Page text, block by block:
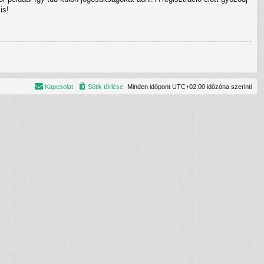
Minden időpont UTC+02:00 időzóna szerinti
Sütik törlése
Kapcsolat